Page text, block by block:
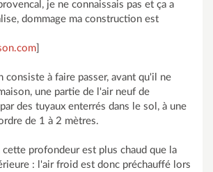
je ne connaissais pas et ça a
dommage ma construction est
consiste à faire passer, avant qu'il ne
une partie de l'air neuf de
des tuyaux enterrés dans le sol, à une
de 1 à 2 mètres.
cette profondeur est plus chaud que la
: l'air froid est donc préchauffé lors